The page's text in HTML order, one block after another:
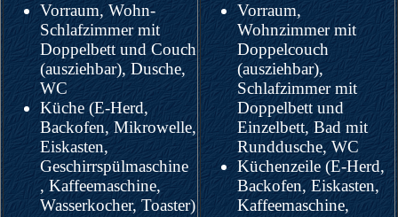
Vorraum, Wohn-
Schlafzimmer mit
Doppelbett und Couch
(ausziehbar), Dusche,
WC
Küche (E-Herd,
Backofen, Mikrowelle,
Eiskasten,
Geschirrspülmaschine
, Kaffeemaschine,
Wasserkocher, Toaster)
Vorraum,
Wohnzimmer mit
Doppelcouch
(ausziehbar),
Schlafzimmer mit
Doppelbett und
Einzelbett, Bad mit
Runddusche, WC
Küchenzeile (E-Herd,
Backofen, Eiskasten,
Kaffeemaschine,